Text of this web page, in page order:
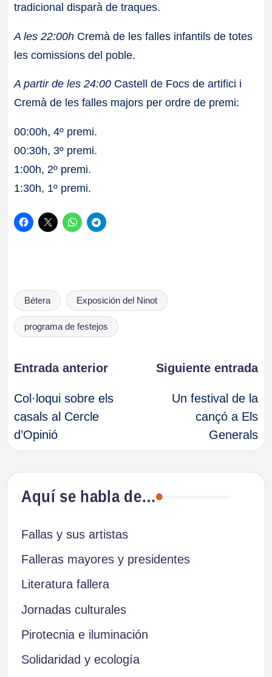
tradicional disparà de traques.
A les 22:00h Cremà de les falles infantils de totes
les comissions del poble.
A partir de les 24:00 Castell de Focs de artifici i
Cremà de les falles majors per ordre de premi:
00:00h, 4º premi.
00:30h, 3º premi.
1:00h, 2º premi.
1:30h, 1º premi.
Etiquetas:
Bétera Exposición del Ninot
programa de festejos
Navegación
de
entradas
Entrada anterior
Col·loqui sobre els
casals al Cercle
d’Opinió
Siguiente entrada
Un festival de la
cançó a Els
Generals
Aquí se habla de…
Fallas y sus artistas
Falleras mayores y presidentes
Literatura fallera
Jornadas culturales
Pirotecnia e iluminación
Solidaridad y ecología